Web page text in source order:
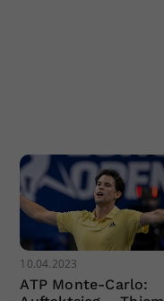
10.04.2023
ATP Monte-Carlo: